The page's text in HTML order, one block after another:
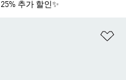
25% 추가 할인✨